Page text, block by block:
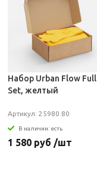
Набор Urban Flow Full
Set, желтый
Артикул: 25980.80
В наличии: есть
1 580 руб /шт